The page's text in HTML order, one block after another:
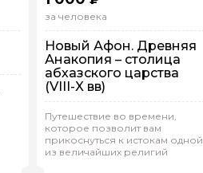
за человека
Новый Афон. Древняя
Анакопия – столица
абхазского царства
(VIII-X вв)
Путешествие во времени,
которое позволит вам
прикоснуться к истокам одной
из величайших религий
Групповая На автобусе